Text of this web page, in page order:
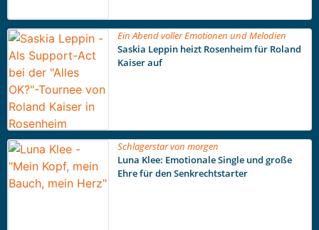
Ein Abend voller Emotionen und Melodien
Saskia Leppin heizt Rosenheim für Roland
Kaiser auf
Schlagerstar von morgen
Luna Klee: Emotionale Single und große
Ehre für den Senkrechtstarter